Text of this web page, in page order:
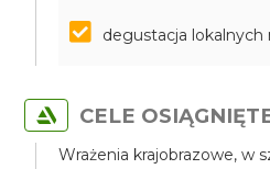
degustacja lokalnych
CELE
Wrażenia krajobrazowe, w